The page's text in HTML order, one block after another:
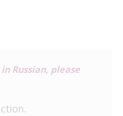
Russian, please